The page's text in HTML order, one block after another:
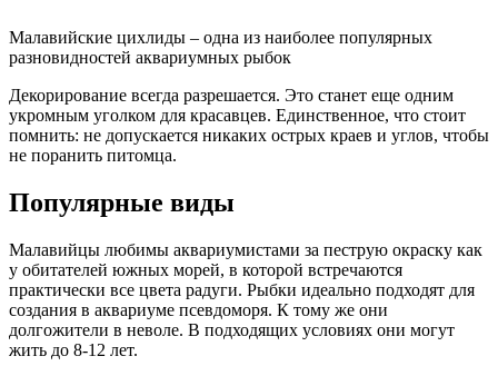
Малавийские цихлиды – одна из наиболее популярных
разновидностей аквариумных рыбок
Декорирование всегда разрешается. Это станет еще одним
укромным уголком для красавцев. Единственное, что стоит
помнить: не допускается никаких острых краев и углов, чтобы
не поранить питомца.
Популярные виды
Малавийцы любимы аквариумистами за пеструю окраску как
у обитателей южных морей, в которой встречаются
практически все цвета радуги. Рыбки идеально подходят для
создания в аквариуме псевдоморя. К тому же они
долгожители в неволе. В подходящих условиях они могут
жить до 8-12 лет.